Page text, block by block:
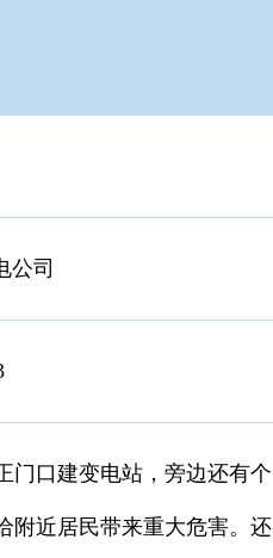
公司
门口建变电站，旁边还有个
附近居民带来重大危害。还